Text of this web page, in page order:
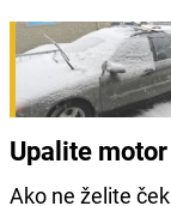
Upalite
Ako ne želite